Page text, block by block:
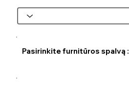
Pasirinkite furnitūros spalvą :